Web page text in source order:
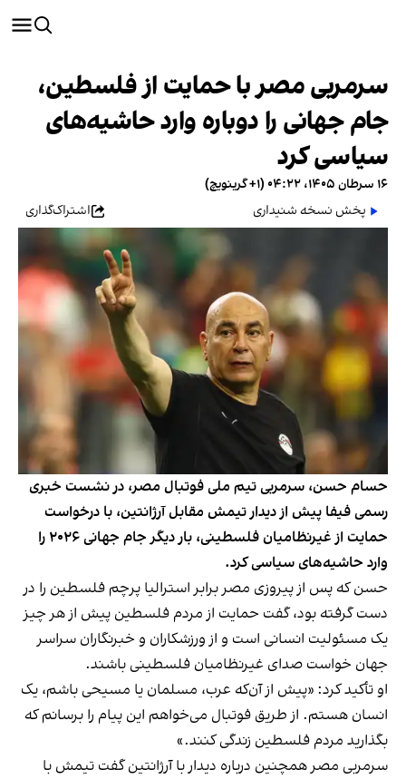
سرمربی مصر با حمایت از فلسطین،
جام جهانی را دوباره وارد حاشیه‌های
سیاسی کرد
۱۶ سرطان ۱۴۰۵، ۰۴:۲۲ (‎+۱ گرینویچ)
پخش نسخه شنیداری
اشتراک‌گذاری
حسام حسن، سرمربی تیم ملی فوتبال مصر، در نشست خبری
رسمی فیفا پیش از دیدار تیمش مقابل آرژانتین، با درخواست
حمایت از غیرنظامیان فلسطینی، بار دیگر جام جهانی ۲۰۲۶ را
وارد حاشیه‌های سیاسی کرد.
حسن که پس از پیروزی مصر برابر استرالیا پرچم فلسطین را در
دست گرفته بود، گفت حمایت از مردم فلسطین پیش از هر چیز
یک مسئولیت انسانی است و از ورزشکاران و خبرنگاران سراسر
جهان خواست صدای غیرنظامیان فلسطینی باشند.
او تأکید کرد: «پیش از آن‌که عرب، مسلمان یا مسیحی باشم، یک
انسان هستم. از طریق فوتبال می‌خواهم این پیام را برسانم که
بگذارید مردم فلسطین زندگی کنند.»
سرمربی مصر همچنین درباره دیدار با آرژانتین گفت تیمش با